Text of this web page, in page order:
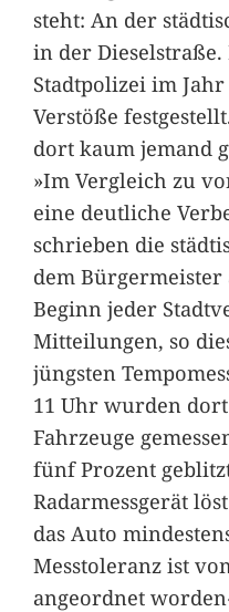
steht: An der
in der
Stadtpolizei im
Verstöße
dort kaum jemand
»Im Vergleich zu
eine deutliche
schrieben die
dem
Beginn jeder
Mitteilungen, so
jüngsten
11 Uhr wurden dort
Fahrzeuge
fünf Prozent
Radarmessgerät
das Auto
Messtoleranz ist
angeordnet